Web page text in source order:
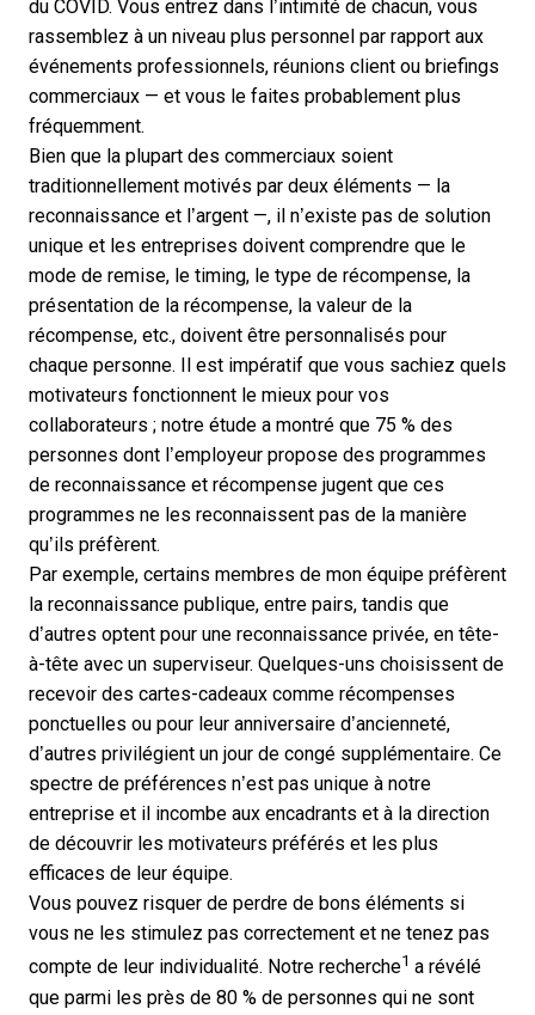
du COVID. Vous entrez dans l’intimité de chacun, vous
rassemblez à un niveau plus personnel par rapport aux
événements professionnels, réunions client ou briefings
commerciaux — et vous le faites probablement plus
fréquemment.
Bien que la plupart des commerciaux soient
traditionnellement motivés par deux éléments — la
reconnaissance et l’argent —, il n’existe pas de solution
unique et les entreprises doivent comprendre que le
mode de remise, le timing, le type de récompense, la
présentation de la récompense, la valeur de la
récompense, etc., doivent être personnalisés pour
chaque personne. Il est impératif que vous sachiez quels
motivateurs fonctionnent le mieux pour vos
collaborateurs ; notre étude a montré que 75 % des
personnes dont l’employeur propose des programmes
de reconnaissance et récompense jugent que ces
programmes ne les reconnaissent pas de la manière
qu’ils préfèrent.
Par exemple, certains membres de mon équipe préfèrent
la reconnaissance publique, entre pairs, tandis que
d’autres optent pour une reconnaissance privée, en tête-
à-tête avec un superviseur. Quelques-uns choisissent de
recevoir des cartes-cadeaux comme récompenses
ponctuelles ou pour leur anniversaire d’ancienneté,
d’autres privilégient un jour de congé supplémentaire. Ce
spectre de préférences n’est pas unique à notre
entreprise et il incombe aux encadrants et à la direction
de découvrir les motivateurs préférés et les plus
efficaces de leur équipe.
Vous pouvez risquer de perdre de bons éléments si
vous ne les stimulez pas correctement et ne tenez pas
compte de leur individualité. Notre recherche1 a révélé
que parmi les près de 80 % de personnes qui ne sont